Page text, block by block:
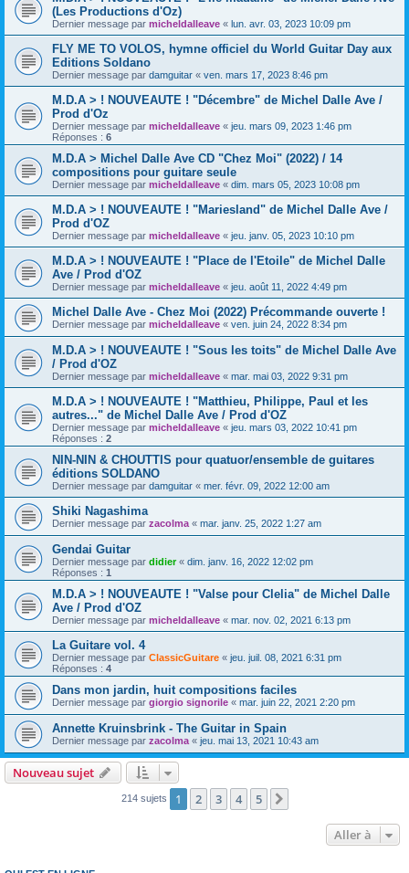
(Les Productions d'Oz)
Dernier message par micheldalleave « lun. avr. 03, 2023 10:09 pm
FLY ME TO VOLOS, hymne officiel du World Guitar Day aux
Editions Soldano
Dernier message par damguitar « ven. mars 17, 2023 8:46 pm
M.D.A > ! NOUVEAUTE ! "Décembre" de Michel Dalle Ave /
Prod d'Oz
Dernier message par micheldalleave « jeu. mars 09, 2023 1:46 pm
Réponses : 6
M.D.A > Michel Dalle Ave CD "Chez Moi" (2022) / 14
compositions pour guitare seule
Dernier message par micheldalleave « dim. mars 05, 2023 10:08 pm
M.D.A > ! NOUVEAUTE ! "Mariesland" de Michel Dalle Ave /
Prod d'OZ
Dernier message par micheldalleave « jeu. janv. 05, 2023 10:10 pm
M.D.A > ! NOUVEAUTE ! "Place de l'Etoile" de Michel Dalle
Ave / Prod d'OZ
Dernier message par micheldalleave « jeu. août 11, 2022 4:49 pm
Michel Dalle Ave - Chez Moi (2022) Précommande ouverte !
Dernier message par micheldalleave « ven. juin 24, 2022 8:34 pm
M.D.A > ! NOUVEAUTE ! "Sous les toits" de Michel Dalle Ave
/ Prod d'OZ
Dernier message par micheldalleave « mar. mai 03, 2022 9:31 pm
M.D.A > ! NOUVEAUTE ! "Matthieu, Philippe, Paul et les
autres..." de Michel Dalle Ave / Prod d'OZ
Dernier message par micheldalleave « jeu. mars 03, 2022 10:41 pm
Réponses : 2
NIN-NIN & CHOUTTIS pour quatuor/ensemble de guitares
éditions SOLDANO
Dernier message par damguitar « mer. févr. 09, 2022 12:00 am
Shiki Nagashima
Dernier message par zacolma « mar. janv. 25, 2022 1:27 am
Gendai Guitar
Dernier message par didier« dim. janv. 16, 2022 12:02 pm
Réponses : 1
M.D.A > ! NOUVEAUTE ! "Valse pour Clelia" de Michel Dalle
Ave / Prod d'OZ
Dernier message par micheldalleave « mar. nov. 02, 2021 6:13 pm
La Guitare vol. 4
Dernier message par ClassicGuitare « jeu. juil. 08, 2021 6:31 pm
Réponses : 4
Dans mon jardin, huit compositions faciles
Dernier message par giorgio signorile « mar. juin 22, 2021 2:20 pm
Annette Kruinsbrink - The Guitar in Spain
Dernier message par zacolma « jeu. mai 13, 2021 10:43 am
Nouveau sujet
214 sujets 1 2 3 4 5
Aller à